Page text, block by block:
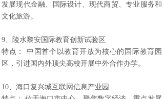
发展现代金融、国际设计、现代商贸、专业服务和
文化旅游。
9、陵水黎安国际教育创新试验区
特点： 中国首个以教育开放为核心的国际教育园
区，引进国内外顶尖高校开展中外合作办学。
10、海口复兴城互联网信息产业园